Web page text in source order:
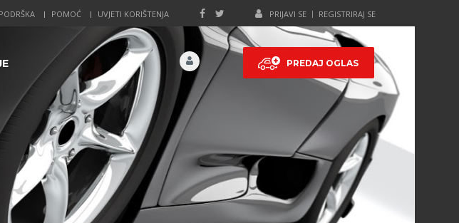
PRIJAVI SE REGISTRIRAJ SE
POMOĆ UVJETI KORIŠTENJA
PREDAJ OGLAS